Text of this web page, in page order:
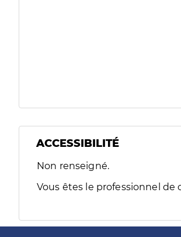
ACCESSIBILITÉ
Filtres
Sélectionnez un ou plusieurs
Non renseigné.
Vous êtes le professionnel de